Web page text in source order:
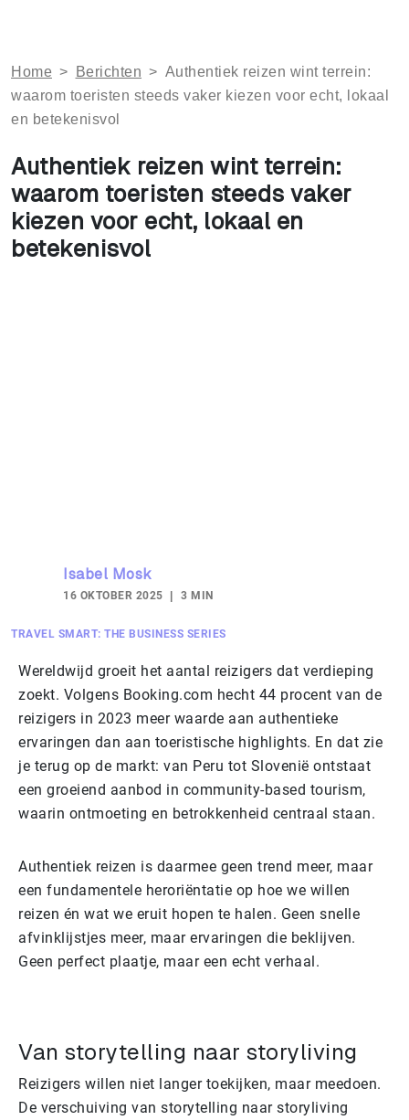
Home > Berichten > Authentiek reizen wint terrein:
waarom toeristen steeds vaker kiezen voor echt, lokaal
en betekenisvol
Authentiek reizen wint terrein:
waarom toeristen steeds vaker
kiezen voor echt, lokaal en
betekenisvol
Isabel Mosk
16 OKTOBER 2025 3 MIN
TRAVEL SMART: THE BUSINESS SERIES
Wereldwijd groeit het aantal reizigers dat verdieping
zoekt. Volgens Booking.com hecht 44 procent van de
reizigers in 2023 meer waarde aan authentieke
ervaringen dan aan toeristische highlights. En dat zie
je terug op de markt: van Peru tot Slovenië ontstaat
een groeiend aanbod in community-based tourism,
waarin ontmoeting en betrokkenheid centraal staan.
Authentiek reizen is daarmee geen trend meer, maar
een fundamentele heroriëntatie op hoe we willen
reizen én wat we eruit hopen te halen. Geen snelle
afvinklijstjes meer, maar ervaringen die beklijven.
Geen perfect plaatje, maar een echt verhaal.
Van storytelling naar storyliving
Reizigers willen niet langer toekijken, maar meedoen.
De verschuiving van storytelling naar storyliving